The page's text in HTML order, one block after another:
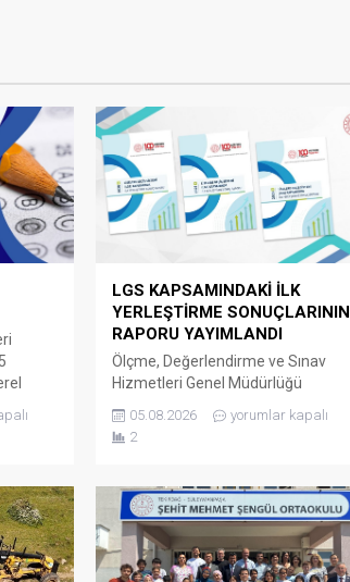
ilk
oranı
alan
LGS KAPSAMINDAKİ İLK
YERLEŞTİRME SONUÇLARININ
RAPORU YAYIMLANDI
Ölçme, Değerlendirme ve Sınav
Hizmetleri Genel Müdürlüğü
tarafından LGS kapsamındaki
yerleştirme sonuçlarının
açıklanmasının ardından “2026 LGS
Raporu” yayımlandı. Rapora göre
merkezî sınav puanı ve yerel
yerleştirmeyle öğrenci kabul eden
okullarda bulunan 1 milyon 259 bin
05.08.2026
yorumlar kapalı
2